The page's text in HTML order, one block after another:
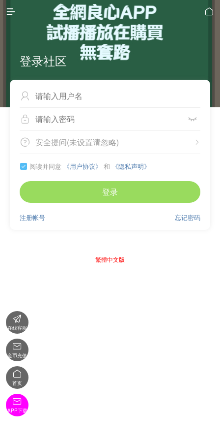
 
登录社区

 
 
安全提问(未设置请忽略)
 阅读并同意 《用户协议》 和 《隐私声明》
登录
忘记密码
注册帐号
繁體中文版

在线客服

金币充值

首页

APP下载